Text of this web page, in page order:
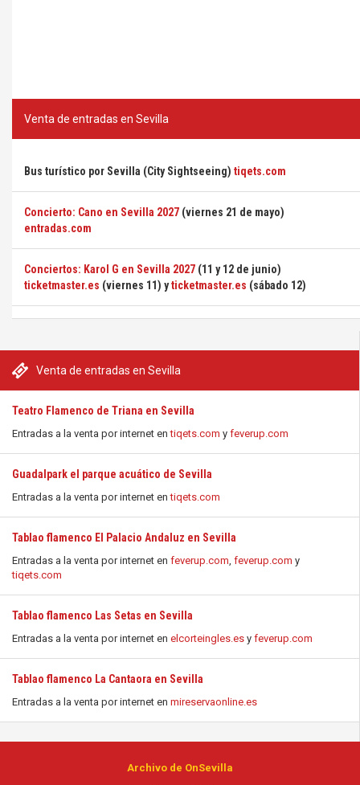
Venta de entradas en Sevilla
Teatro Flamenco de Triana en Sevilla
Entradas a la venta por internet entiqets.com y feverup.com
Guadalpark el parque acuático de Sevilla
Entradas a la venta por internet entiqets.com
Tablao flamenco El Palacio Andaluz en Sevilla
Entradas a la venta por internet en feverup.com, feverup.com y
tiqets.com
Tablao flamenco Las Setas en Sevilla
Entradas a la venta por internet en elcorteingles.es y feverup.com
Tablao flamenco La Cantaora en Sevilla
Entradas a la venta por internet en mireservaonline.es
Venta de entradas en Sevilla
Bus turístico por Sevilla (City Sightseeing) tiqets.com
Concierto: Cano en Sevilla 2027 (viernes 21 de mayo)
entradas.com
Conciertos: Karol G en Sevilla 2027 (11 y 12 de junio)
ticketmaster.es (viernes 11) yticketmaster.es (sábado 12)
Archivo de OnSevilla